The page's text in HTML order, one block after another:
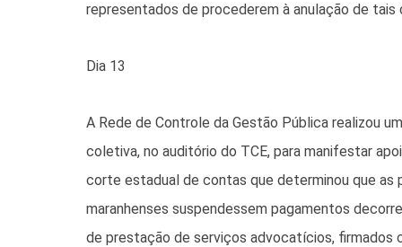
representados de procederem à anulação de
Dia 13
A Rede de Controle da Gestão Pública realizou
coletiva, no auditório do TCE, para manifestar
corte estadual de contas que determinou que as
maranhenses suspendessem pagamentos
de prestação de serviços advocatícios, firmados